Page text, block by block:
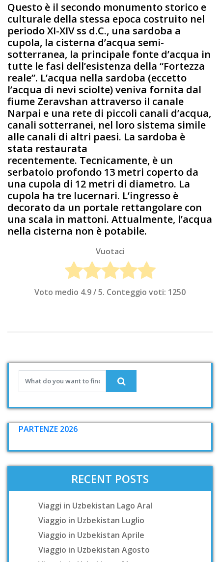
Questo è il secondo monumento storico e
culturale della stessa epoca costruito nel
periodo XI-XIV ss d.C., una sardoba a
cupola, la cisterna d’acqua semi-
sotterranea, la principale fonte d’acqua in
tutte le fasi dell’esistenza della “Fortezza
reale”. L’acqua nella sardoba (eccetto
l’acqua di nevi sciolte) veniva fornita dal
fiume Zeravshan attraverso il canale
Narpai e una rete di piccoli canali d’acqua,
canali sotterranei, nel loro sistema simile
alle canali di altri paesi. La sardoba è
stata restaurata
recentemente. Tecnicamente, è un
serbatoio profondo 13 metri coperto da
una cupola di 12 metri di diametro. La
cupola ha tre lucernari. L’ingresso è
decorato da un portale rettangolare con
una scala in mattoni. Attualmente, l’acqua
nella cisterna non è potabile.
Vuotaci
Voto medio 4.9/ 5. Conteggio voti: 1250
PARTENZE 2026
RECENT POSTS
Viaggi in Uzbekistan Lago Aral
Viaggio in Uzbekistan Luglio
Viaggio in Uzbekistan Aprile
Viaggio in Uzbekistan Agosto